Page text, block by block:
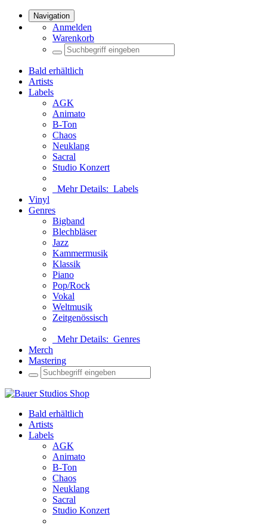
Navigation
Anmelden
Warenkorb
Bald erhältlich
Artists
Labels
AGK
Animato
B-Ton
Chaos
Neuklang
Sacral
Studio Konzert
Mehr Details: Labels
Vinyl
Genres
Bigband
Blechbläser
Jazz
Kammermusik
Klassik
Piano
Pop/Rock
Vokal
Weltmusik
Zeitgenössisch
Mehr Details: Genres
Merch
Mastering
Bald erhältlich
Artists
Labels
AGK
Animato
B-Ton
Chaos
Neuklang
Sacral
Studio Konzert